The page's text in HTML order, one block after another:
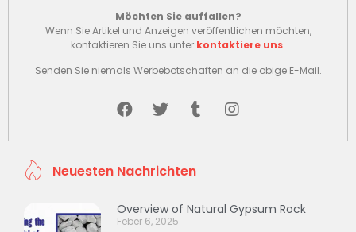
Möchten Sie auffallen?
Wenn Sie Artikel und Anzeigen veröffentlichen möchten,
kontaktieren Sie uns unter kontaktiere uns.
Senden Sie niemals Werbebotschaften an die obige E-Mail.
Neuesten Nachrichten
Overview of Natural Gypsum Rock
Feber 6, 2025